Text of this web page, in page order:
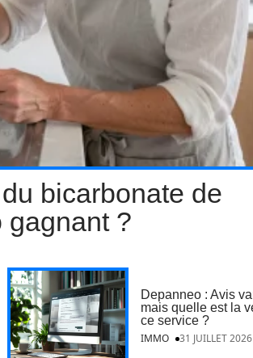
bicarbonate de
gagnant ?
Depanneo : Avis
mais quelle est la
ce service ?
IMMO
31 JUILLET 2026